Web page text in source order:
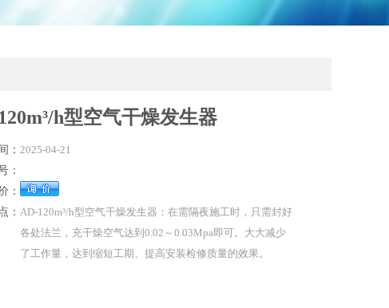
h型空气干燥发生器
： 2025-04-21
：
：
： AD-120m³/h型空气干燥发生器：在需隔夜施工时，只需封好
各处法兰，充干燥空气达到0.02～0.03Mpa即可。大大减少
了工作量，达到缩短工期、提高安装检修质量的效果。